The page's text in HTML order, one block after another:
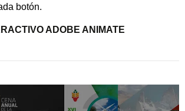
botón.
ADOBE ANIMATE